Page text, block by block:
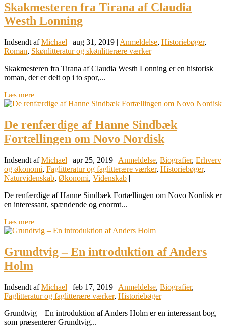
Skakmesteren fra Tirana af Claudia
Westh Lonning
Indsendt afMichael | aug 31, 2019 | Anmeldelse, Historiebøger,
Roman, Skønlitteratur og skønlitterære værker|
Skakmesteren fra Tirana af Claudia Westh Lonning er en historisk
roman, der er delt op i to spor,...
Læs mere
De renfærdige af Hanne Sindbæk
Fortællingen om Novo Nordisk
Indsendt afMichael | apr 25, 2019 | Anmeldelse, Biografier, Erhverv
og økonomi, Faglitteratur og faglitterære værker, Historiebøger,
Naturvidenskab, Økonomi, Videnskab |
De renfærdige af Hanne Sindbæk Fortællingen om Novo Nordisk er
en interessant, spændende og enormt...
Læs mere
Grundtvig – En introduktion af Anders
Holm
Indsendt afMichael | feb 17, 2019 | Anmeldelse, Biografier,
Faglitteratur og faglitterære værker, Historiebøger|
Grundtvig – En introduktion af Anders Holm er en interessant bog,
som præsenterer Grundtvig...